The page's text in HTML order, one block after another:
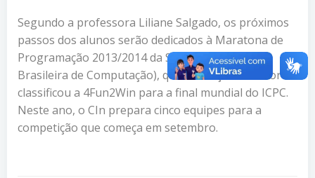
Segundo a professora Liliane Salgado, os próximos
passos dos alunos serão dedicados à Maratona de
Programação 2013/2014 da SBC (Sociedade
Brasileira de Computação), que na edição anterior
classificou a 4Fun2Win para a final mundial do ICPC.
Neste ano, o CIn prepara cinco equipes para a
competição que começa em setembro.